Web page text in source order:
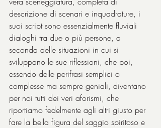
descrizione di scenari e inquadrature, i
suoi script sono essenzialmente fluviali
dialoghi tra due o più persone, a
seconda delle situazioni in cui si
sviluppano le sue riflessioni, che poi,
essendo delle perifrasi semplici o
complesse ma sempre geniali, diventano
per noi tutti dei veri aforismi, che
riportiamo fedelmente agli altri giusto per
fare la bella figura del saggio spiritoso e